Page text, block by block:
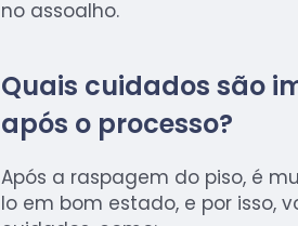
no assoalho.
Quais cuidados são
após o processo?
Após a raspagem do piso, é
lo em bom estado, e por isso,